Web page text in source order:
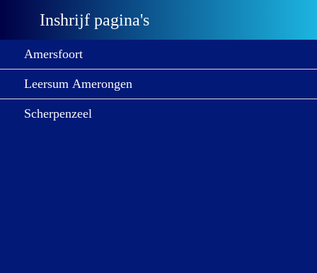
Inshrijf pagina's
Amersfoort
Leersum Amerongen
Scherpenzeel